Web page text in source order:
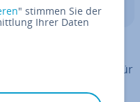
Table) werden E-
In­for­ma­tio­nen
als Backup-Datei für
wenn Post­fä­cher
" stimmen Sie der
Ihrer Daten